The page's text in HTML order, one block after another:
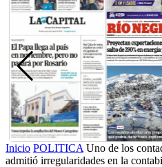
Inicio POLITICA Uno de los
admitió irregularidades en la